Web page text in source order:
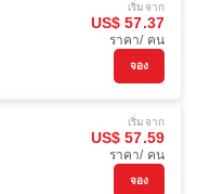
เริ่มจาก
US$ 57.37
ราคา/ คน
จอง
เริ่มจาก
US$ 57.59
ราคา/ คน
จอง